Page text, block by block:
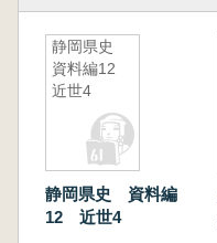
静岡県史
資料編12
近世4
静岡県史 資料編
12 近世4